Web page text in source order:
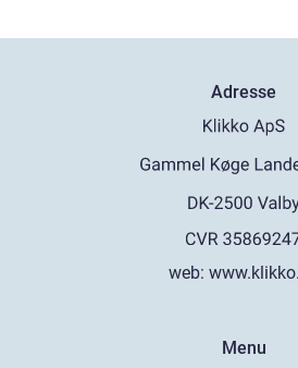
Adresse
web:
Menu